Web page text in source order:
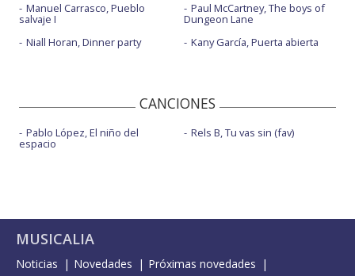
Manuel Carrasco, Pueblo
salvaje I
Niall Horan, Dinner party
Paul McCartney, The boys of
Dungeon Lane
Kany García, Puerta abierta
CANCIONES
Pablo López, El niño del
espacio
Rels B, Tu vas sin (fav)
MUSICALIA
Noticias Novedades
Próximas novedades